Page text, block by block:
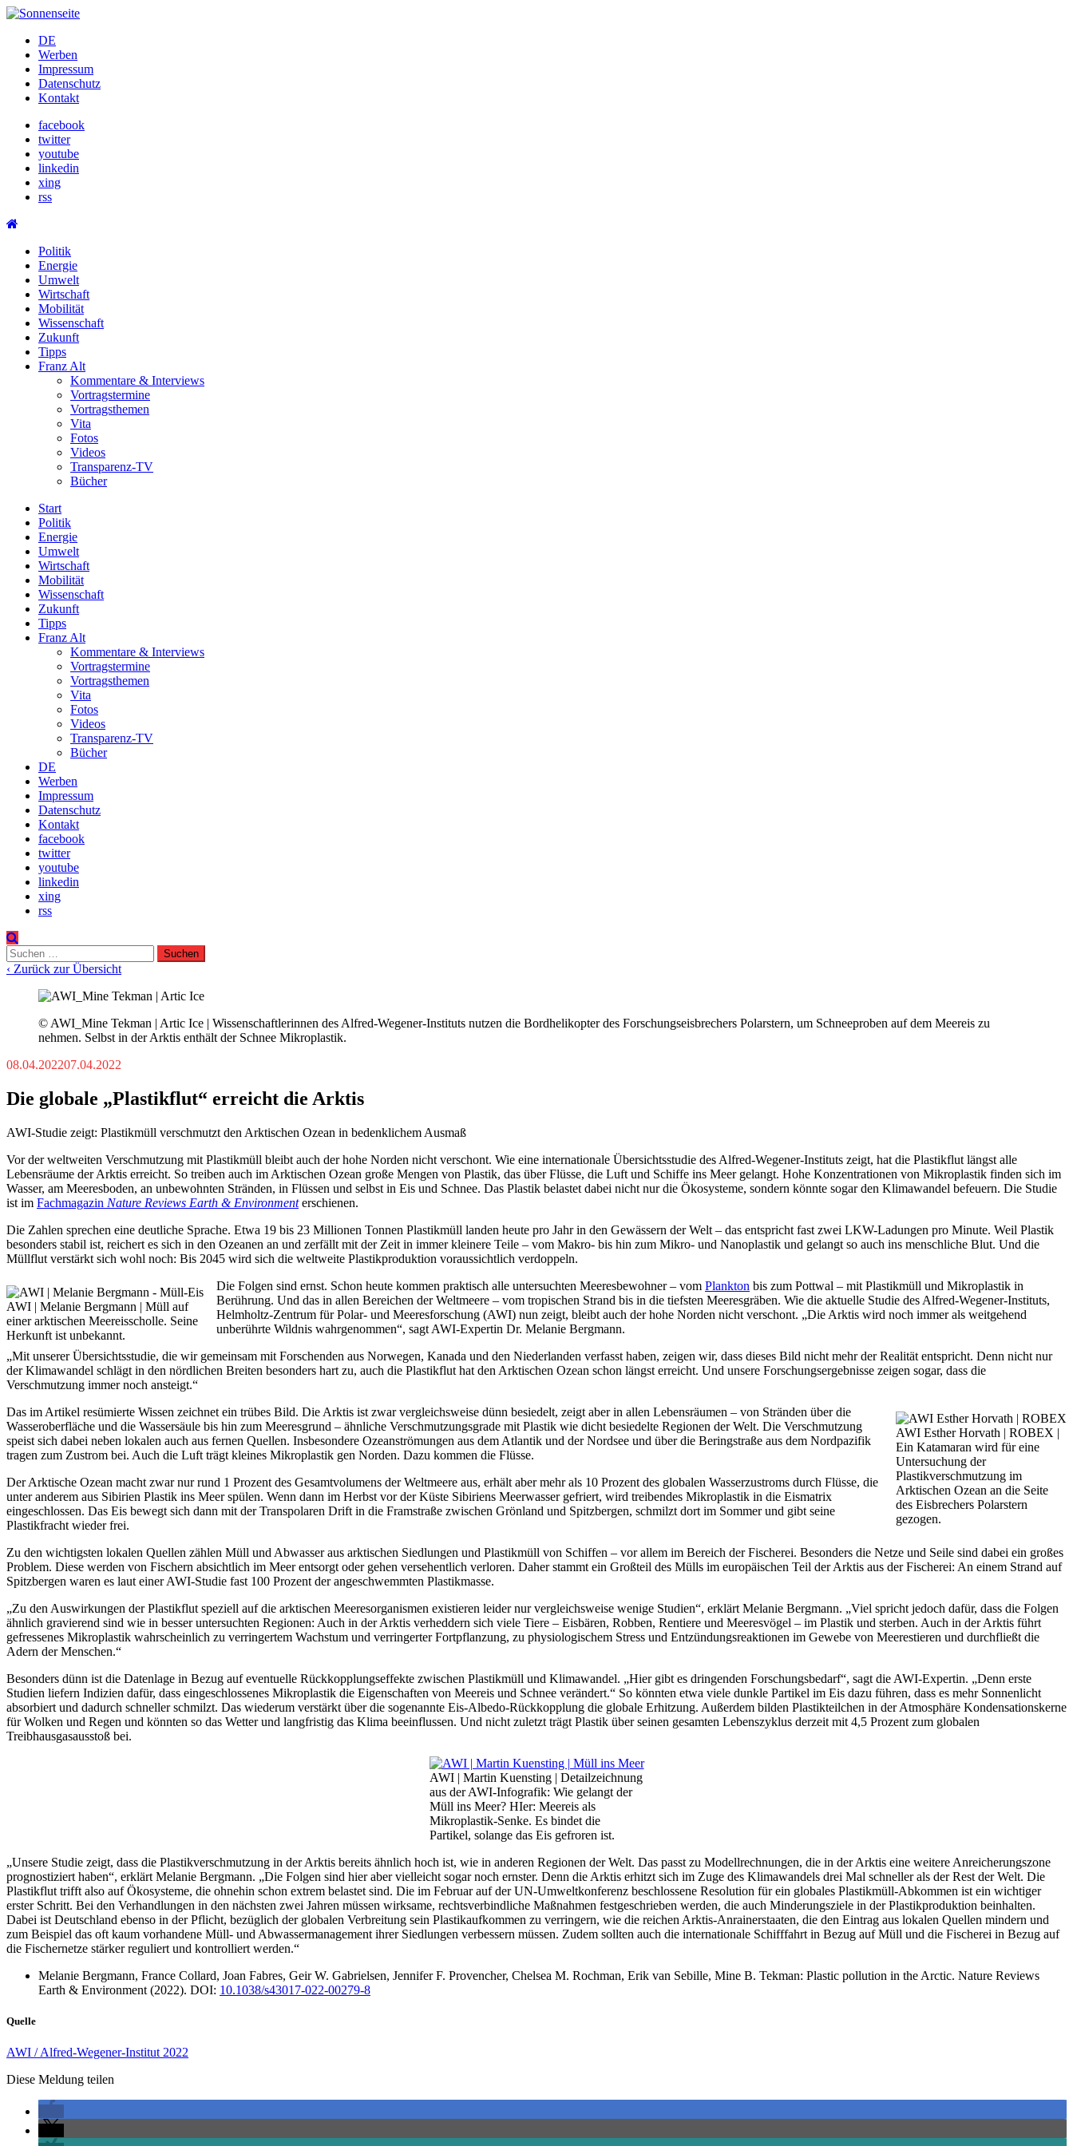
Skip
contentDE
Werben
Impressum
Datenschutz
Kontakt
facebook
twitter
youtube
linkedin
xing
rss
Politik
Energie
Umwelt
Wirtschaft
Mobilität
Wissenschaft
Zukunft
Tipps
Franz Alt
Kommentare & Interviews
Vortragstermine
Vortragsthemen
Vita
Fotos
Videos
Transparenz-TV
Bücher
Start
Politik
Energie
Umwelt
Wirtschaft
Mobilität
Wissenschaft
Zukunft
Tipps
Franz Alt
Kommentare & Interviews
Vortragstermine
Vortragsthemen
Vita
Fotos
Videos
Transparenz-TV
Bücher
DE
Werben
Impressum
Datenschutz
Kontakt
facebook
twitter
youtube
linkedin
xing
rss
Suchen
nach:
‹ Zurück zur Übersicht
© AWI_Mine Tekman | Artic Ice | Wissenschaftlerinnen des Alfred-Wegener-Instituts nutzen die Bordhelikopter des Forschungseisbrechers Polarstern, um Schneeproben auf dem Meereis zu
nehmen. Selbst in der Arktis enthält der Schnee Mikroplastik.
08.04.202207.04.2022
Die globale „Plastikflut“ erreicht die Arktis
AWI-Studie zeigt: Plastikmüll verschmutzt den Arktischen Ozean in bedenklichem Ausmaß
Vor der weltweiten Verschmutzung mit Plastikmüll bleibt auch der hohe Norden nicht verschont. Wie eine internationale Übersichtsstudie des Alfred-Wegener-Instituts zeigt, hat die Plastikflut längst alle
Lebensräume der Arktis erreicht. So treiben auch im Arktischen Ozean große Mengen von Plastik, das über Flüsse, die Luft und Schiffe ins Meer gelangt. Hohe Konzentrationen von Mikroplastik finden sich im
Wasser, am Meeresboden, an unbewohnten Stränden, in Flüssen und selbst in Eis und Schnee. Das Plastik belastet dabei nicht nur die Ökosysteme, sondern könnte sogar den Klimawandel befeuern. Die Studie
ist im Fachmagazin Nature Reviews Earth & Environmenterschienen.
Die Zahlen sprechen eine deutliche Sprache. Etwa 19 bis 23 Millionen Tonnen Plastikmüll landen heute pro Jahr in den Gewässern der Welt – das entspricht fast zwei LKW-Ladungen pro Minute. Weil Plastik
besonders stabil ist, reichert es sich in den Ozeanen an und zerfällt mit der Zeit in immer kleinere Teile – vom Makro- bis hin zum Mikro- und Nanoplastik und gelangt so auch ins menschliche Blut. Und die
Müllflut verstärkt sich wohl noch: Bis 2045 wird sich die weltweite Plastikproduktion voraussichtlich verdoppeln.
AWI | Melanie Bergmann | Müll auf
einer arktischen Meereisscholle. Seine
Herkunft ist unbekannt.
Die Folgen sind ernst. Schon heute kommen praktisch alle untersuchten Meeresbewohner – vom Plankton bis zum Pottwal – mit Plastikmüll und Mikroplastik in
Berührung. Und das in allen Bereichen der Weltmeere – vom tropischen Strand bis in die tiefsten Meeresgräben. Wie die aktuelle Studie des Alfred-Wegener-Instituts,
Helmholtz-Zentrum für Polar- und Meeresforschung (AWI) nun zeigt, bleibt auch der hohe Norden nicht verschont. „Die Arktis wird noch immer als weitgehend
unberührte Wildnis wahrgenommen“, sagt AWI-Expertin Dr. Melanie Bergmann.
„Mit unserer Übersichtsstudie, die wir gemeinsam mit Forschenden aus Norwegen, Kanada und den Niederlanden verfasst haben, zeigen wir, dass dieses Bild nicht mehr der Realität entspricht. Denn nicht nur
der Klimawandel schlägt in den nördlichen Breiten besonders hart zu, auch die Plastikflut hat den Arktischen Ozean schon längst erreicht. Und unsere Forschungsergebnisse zeigen sogar, dass die
Verschmutzung immer noch ansteigt.“
AWI Esther Horvath | ROBEX |
Ein Katamaran wird für eine
Untersuchung der
Plastikverschmutzung im
Arktischen Ozean an die Seite
des Eisbrechers Polarstern
gezogen.
Das im Artikel resümierte Wissen zeichnet ein trübes Bild. Die Arktis ist zwar vergleichsweise dünn besiedelt, zeigt aber in allen Lebensräumen – von Stränden über die
Wasseroberfläche und die Wassersäule bis hin zum Meeresgrund – ähnliche Verschmutzungsgrade mit Plastik wie dicht besiedelte Regionen der Welt. Die Verschmutzung
speist sich dabei neben lokalen auch aus fernen Quellen. Insbesondere Ozeanströmungen aus dem Atlantik und der Nordsee und über die Beringstraße aus dem Nordpazifik
tragen zum Zustrom bei. Auch die Luft trägt kleines Mikroplastik gen Norden. Dazu kommen die Flüsse.
Der Arktische Ozean macht zwar nur rund 1 Prozent des Gesamtvolumens der Weltmeere aus, erhält aber mehr als 10 Prozent des globalen Wasserzustroms durch Flüsse, die
unter anderem aus Sibirien Plastik ins Meer spülen. Wenn dann im Herbst vor der Küste Sibiriens Meerwasser gefriert, wird treibendes Mikroplastik in die Eismatrix
eingeschlossen. Das Eis bewegt sich dann mit der Transpolaren Drift in die Framstraße zwischen Grönland und Spitzbergen, schmilzt dort im Sommer und gibt seine
Plastikfracht wieder frei.
Zu den wichtigsten lokalen Quellen zählen Müll und Abwasser aus arktischen Siedlungen und Plastikmüll von Schiffen – vor allem im Bereich der Fischerei. Besonders die Netze und Seile sind dabei ein großes
Problem. Diese werden von Fischern absichtlich im Meer entsorgt oder gehen versehentlich verloren. Daher stammt ein Großteil des Mülls im europäischen Teil der Arktis aus der Fischerei: An einem Strand auf
Spitzbergen waren es laut einer AWI-Studie fast 100 Prozent der angeschwemmten Plastikmasse.
„Zu den Auswirkungen der Plastikflut speziell auf die arktischen Meeresorganismen existieren leider nur vergleichsweise wenige Studien“, erklärt Melanie Bergmann. „Viel spricht jedoch dafür, dass die Folgen
ähnlich gravierend sind wie in besser untersuchten Regionen: Auch in der Arktis verheddern sich viele Tiere – Eisbären, Robben, Rentiere und Meeresvögel – im Plastik und sterben. Auch in der Arktis führt
gefressenes Mikroplastik wahrscheinlich zu verringertem Wachstum und verringerter Fortpflanzung, zu physiologischem Stress und Entzündungsreaktionen im Gewebe von Meerestieren und durchfließt die
Adern der Menschen.“
Besonders dünn ist die Datenlage in Bezug auf eventuelle Rückkopplungseffekte zwischen Plastikmüll und Klimawandel. „Hier gibt es dringenden Forschungsbedarf“, sagt die AWI-Expertin. „Denn erste
Studien liefern Indizien dafür, dass eingeschlossenes Mikroplastik die Eigenschaften von Meereis und Schnee verändert.“ So könnten etwa viele dunkle Partikel im Eis dazu führen, dass es mehr Sonnenlicht
absorbiert und dadurch schneller schmilzt. Das wiederum verstärkt über die sogenannte Eis-Albedo-Rückkopplung die globale Erhitzung. Außerdem bilden Plastikteilchen in der Atmosphäre Kondensationskerne
für Wolken und Regen und könnten so das Wetter und langfristig das Klima beeinflussen. Und nicht zuletzt trägt Plastik über seinen gesamten Lebenszyklus derzeit mit 4,5 Prozent zum globalen
Treibhausgasausstoß bei.
AWI | Martin Kuensting | Detailzeichnung
aus der AWI-Infografik: Wie gelangt der
Müll ins Meer? HIer: Meereis als
Mikroplastik-Senke. Es bindet die
Partikel, solange das Eis gefroren ist.
„Unsere Studie zeigt, dass die Plastikverschmutzung in der Arktis bereits ähnlich hoch ist, wie in anderen Regionen der Welt. Das passt zu Modellrechnungen, die in der Arktis eine weitere Anreicherungszone
prognostiziert haben“, erklärt Melanie Bergmann. „Die Folgen sind hier aber vielleicht sogar noch ernster. Denn die Arktis erhitzt sich im Zuge des Klimawandels drei Mal schneller als der Rest der Welt. Die
Plastikflut trifft also auf Ökosysteme, die ohnehin schon extrem belastet sind. Die im Februar auf der UN-Umweltkonferenz beschlossene Resolution für ein globales Plastikmüll-Abkommen ist ein wichtiger
erster Schritt. Bei den Verhandlungen in den nächsten zwei Jahren müssen wirksame, rechtsverbindliche Maßnahmen festgeschrieben werden, die auch Minderungsziele in der Plastikproduktion beinhalten.
Dabei ist Deutschland ebenso in der Pflicht, bezüglich der globalen Verbreitung sein Plastikaufkommen zu verringern, wie die reichen Arktis-Anrainerstaaten, die den Eintrag aus lokalen Quellen mindern und
zum Beispiel das oft kaum vorhandene Müll- und Abwassermanagement ihrer Siedlungen verbessern müssen. Zudem sollten auch die internationale Schifffahrt in Bezug auf Müll und die Fischerei in Bezug auf
die Fischernetze stärker reguliert und kontrolliert werden.“
Melanie Bergmann, France Collard, Joan Fabres, Geir W. Gabrielsen, Jennifer F. Provencher, Chelsea M. Rochman, Erik van Sebille, Mine B. Tekman: Plastic pollution in the Arctic. Nature Reviews
Earth & Environment (2022). DOI: 10.1038/s43017-022-00279-8
Quelle
AWI / Alfred-Wegener-Institut 2022
Diese Meldung teilen